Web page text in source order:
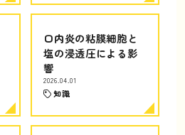
口内炎の粘膜細胞と
塩の浸透圧による影
響
2026.04.01
知識